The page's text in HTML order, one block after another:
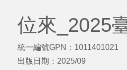
位來_2025
統一編號GPN：1011401021
出版日期：2025/09